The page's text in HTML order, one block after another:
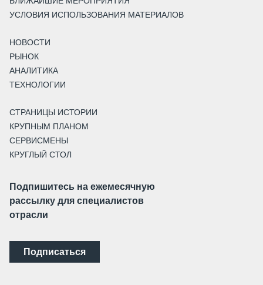
УСЛОВИЯ ИСПОЛЬЗОВАНИЯ МАТЕРИАЛОВ
НОВОСТИ
РЫНОК
АНАЛИТИКА
ТЕХНОЛОГИИ
СТРАНИЦЫ ИСТОРИИ
КРУПНЫМ ПЛАНОМ
СЕРВИСМЕНЫ
КРУГЛЫЙ СТОЛ
Подпишитесь на ежемесячную
рассылку для специалистов
отрасли
Подписаться